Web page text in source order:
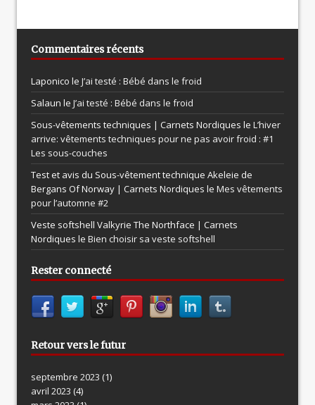
Commentaires récents
Laponico le J’ai testé : Bébé dans le froid
Salaun le J’ai testé : Bébé dans le froid
Sous-vêtements techniques | Carnets Nordiques le L’hiver
arrive: vêtements techniques pour ne pas avoir froid : #1
Les sous-couches
Test et avis du Sous-vêtement technique Akeleie de
Bergans Of Norway | Carnets Nordiques le Mes vêtements
pour l’automne #2
Veste softshell Valkyrie The Northface | Carnets
Nordiques le Bien choisir sa veste softshell
Rester connecté
Retour vers le futur
septembre 2023 (1)
avril 2023 (4)